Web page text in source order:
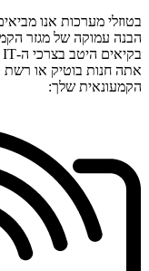
הבנה עמוקה של מגזר
אתה חנות בוטיק או רשת
הקמעונאית שלך: